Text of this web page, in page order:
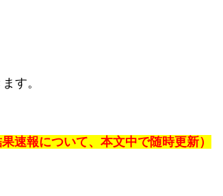
す。
速報について、本文中で随時更新）